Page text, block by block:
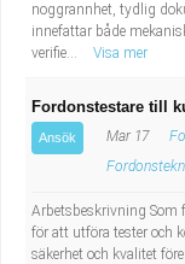
noggrannhet, tydlig
innefattar både
verifie...
Visa mer
Fordonstestare till
Ansök Mar 17
Arbetsbeskrivning Som
för att utföra tester och
säkerhet och kvalitet